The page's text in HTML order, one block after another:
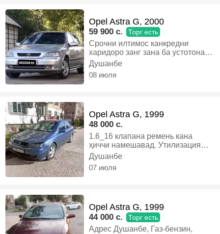
овоз мета задный хода✔️
Самбуфел Spioner HD аригинал
✔️ 4калонкои резини ай даро
original ✔️ Патцветка Салон лубой
свет меша ба тилфон управлят
бе расход мешини газ мети
факат..., Бензин, Механика,
Хэтчбек
Opel Astra G, 2000
59 900 c. Торг есть
Срочни илтимос канкредни
харидоро занг зана ба устотона
ба дилпри бёрен тамоми
правекада таёрай, Газ-бензин,
Автомат, Седан
Душанбе
08 июля
Opel Astra G, 1999
48 000 c.
1.6_16 клапана ремень кана
ҳиччи намешавад. Утилизация
дорад ҳуҷатош 9 моҳи дигар.,
Бензин, Механика, Седан
Душанбе
07 июля
Opel Astra G, 1999
44 000 c. Торг есть
Адрес Душанбе, Газ-бензин,